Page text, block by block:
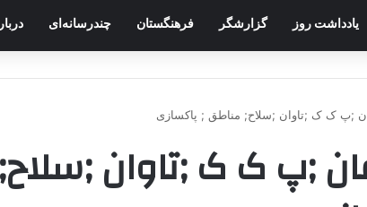
یادداشت روز گزارشگر فرهنگستان چندرسانه‌ای
;پ ک ک ;تاوان ;سلاح; مناطق ; پاکسازی
;پ ک ک ;تاوان